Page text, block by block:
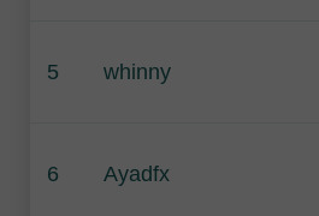
5 whinny
6 Ayadfx